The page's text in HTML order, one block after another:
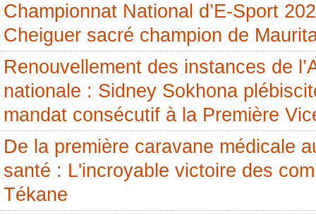
Championnat National d’E-Sport
Cheiguer sacré champion de
Renouvellement des instances de
nationale : Sidney Sokhona
mandat consécutif à la Première
De la première caravane médicale
santé : L'incroyable victoire des
Tékane